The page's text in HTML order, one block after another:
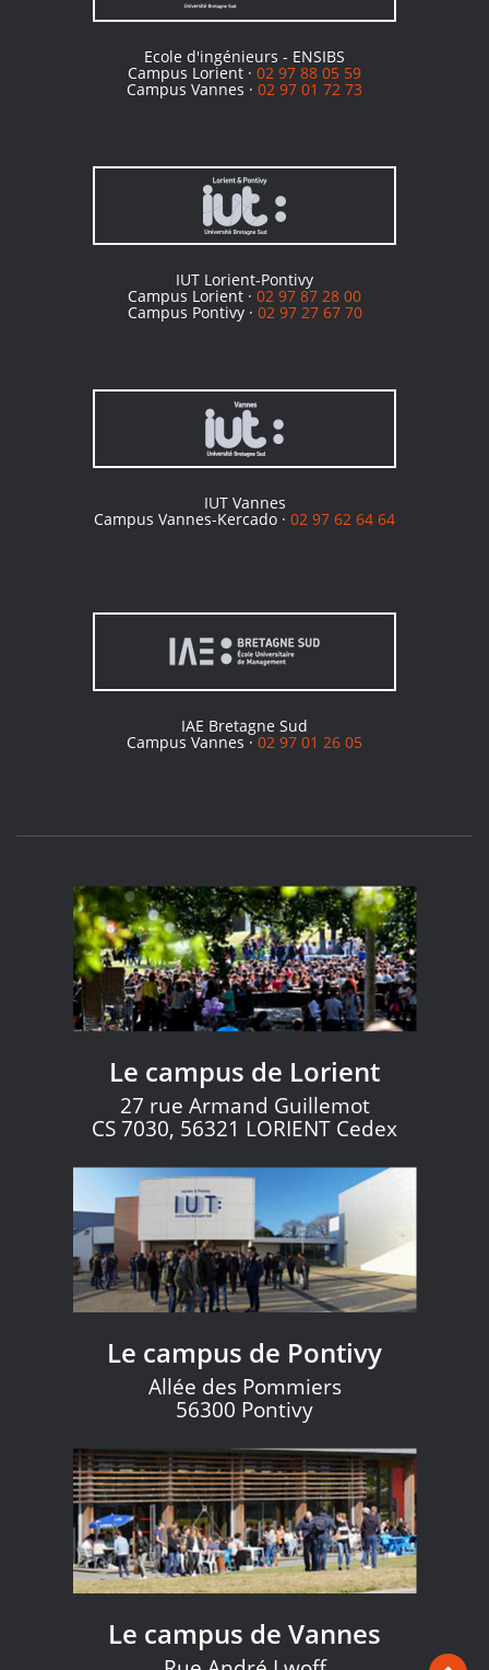
Ecole d'ingénieurs - ENSIBS
Campus Lorient · 02 97 88 05 59
Campus Vannes · 02 97 01 72 73
IUT Lorient-Pontivy
Campus Lorient · 02 97 87 28 00
Campus Pontivy · 02 97 27 67 70
IUT Vannes
Campus Vannes-Kercado · 02 97 62 64 64
IAE Bretagne Sud
Campus Vannes ·02 97 01 26 05
Le campus de Lorient
27 rue Armand Guillemot
CS 7030, 56321 LORIENT Cedex
Le campus de Pontivy
Allée des Pommiers
56300 Pontivy
Le campus de Vannes